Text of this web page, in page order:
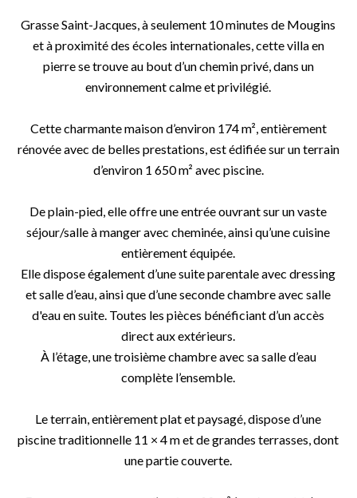
Grasse Saint-Jacques, à seulement 10 minutes de Mougins
et à proximité des écoles internationales, cette villa en
pierre se trouve au bout d’un chemin privé, dans un
environnement calme et privilégié.
Cette charmante maison d’environ 174 m², entièrement
rénovée avec de belles prestations, est édifiée sur un terrain
d’environ 1 650 m² avec piscine.
De plain-pied, elle offre une entrée ouvrant sur un vaste
séjour/salle à manger avec cheminée, ainsi qu’une cuisine
entièrement équipée.
Elle dispose également d’une suite parentale avec dressing
et salle d’eau, ainsi que d’une seconde chambre avec salle
d'eau en suite. Toutes les pièces bénéficiant d’un accès
direct aux extérieurs.
À l’étage, une troisième chambre avec sa salle d’eau
complète l’ensemble.
Le terrain, entièrement plat et paysagé, dispose d’une
piscine traditionnelle 11 × 4 m et de grandes terrasses, dont
une partie couverte.